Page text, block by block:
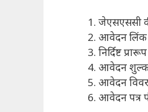
जेएसएससी
आवेदन लिंक
निर्दिष्ट
आवेदन शुल्क
आवेदन
आवेदन पत्र